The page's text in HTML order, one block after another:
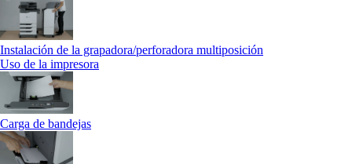
Instalación de la grapadora/perforadora multiposición
Uso de la impresora
Carga de bandejas